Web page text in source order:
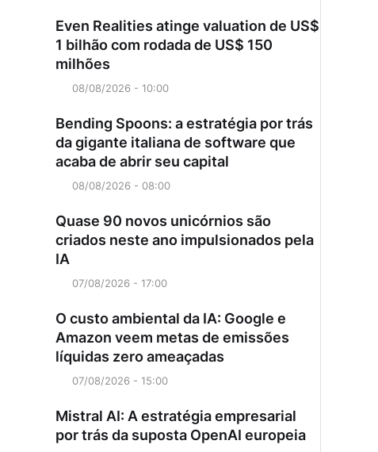
Even Realities atinge valuation de US$
1 bilhão com rodada de US$ 150
milhões
08/08/2026 - 10:00
Bending Spoons: a estratégia por trás
da gigante italiana de software que
acaba de abrir seu capital
08/08/2026 - 08:00
Quase 90 novos unicórnios são
criados neste ano impulsionados pela
IA
07/08/2026 - 17:00
O custo ambiental da IA: Google e
Amazon veem metas de emissões
líquidas zero ameaçadas
07/08/2026 - 15:00
Mistral AI: A estratégia empresarial
por trás da suposta OpenAI europeia